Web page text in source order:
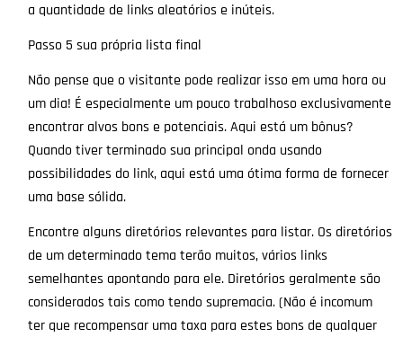
a quantidade de links aleatórios e inúteis.
Passo 5 sua própria lista final
Não pense que o visitante pode realizar isso em uma hora ou
um dia! É especialmente um pouco trabalhoso exclusivamente
encontrar alvos bons e potenciais. Aqui está um bônus?
Quando tiver terminado sua principal onda usando
possibilidades do link, aqui está uma ótima forma de fornecer
uma base sólida.
Encontre alguns diretórios relevantes para listar. Os diretórios
de um determinado tema terão muitos, vários links
semelhantes apontando para ele. Diretórios geralmente são
considerados tais como tendo supremacia. (Não é incomum
ter que recompensar uma taxa para estes bons de qualquer